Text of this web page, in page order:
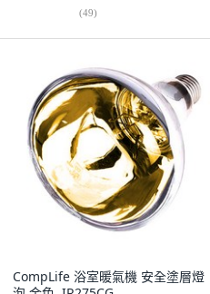
(49)
CompLife 浴室暖氣機 安全塗層燈